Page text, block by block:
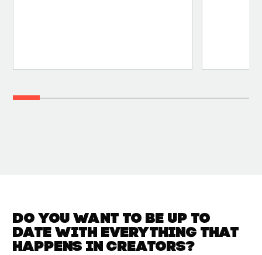
Do you want to be up to
date witheverything that
happens inCreators?